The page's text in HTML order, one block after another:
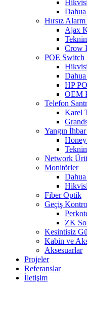
Hırsız
Ajax
Crow
POE Switch
HP
OEM
Telefon
Karel
Yangın
Network
Monitörler
Fiber Optik
Geçiş
ZK
Kesintisiz
Kabin ve
Aksesuarlar
Projeler
Referanslar
İletişim